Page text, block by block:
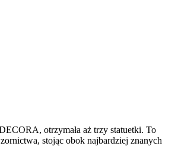
otrzymała aż trzy statuetki. To
stojąc obok najbardziej znanych